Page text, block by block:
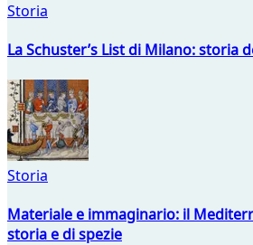
Storia
La Schuster’s List di Milano: storia
Storia
Materiale e immaginario: il
storia e di spezie